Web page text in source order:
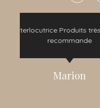
Je
Si vous
vous
vins